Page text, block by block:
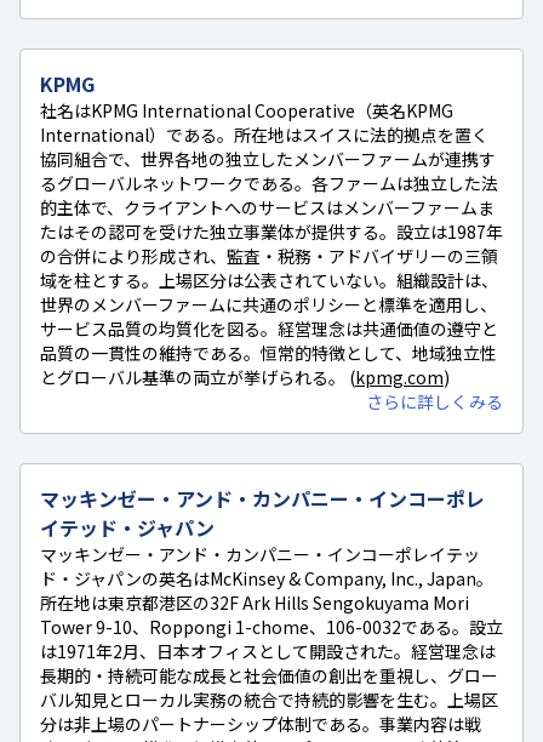
KPMG
社名はKPMG International Cooperative（英名KPMG
International）である。所在地はスイスに法的拠点を置く
協同組合で、世界各地の独立したメンバーファームが連携す
るグローバルネットワークである。各ファームは独立した法
的主体で、クライアントへのサービスはメンバーファームま
たはその認可を受けた独立事業体が提供する。設立は1987年
の合併により形成され、監査・税務・アドバイザリーの三領
域を柱とする。上場区分は公表されていない。組織設計は、
世界のメンバーファームに共通のポリシーと標準を適用し、
サービス品質の均質化を図る。経営理念は共通価値の遵守と
品質の一貫性の維持である。恒常的特徴として、地域独立性
とグローバル基準の両立が挙げられる。 (kpmg.com)
さらに詳しくみる
マッキンゼー・アンド・カンパニー・インコーポレ
イテッド・ジャパン
マッキンゼー・アンド・カンパニー・インコーポレイテッ
ド・ジャパンの英名はMcKinsey & Company, Inc., Japan。
所在地は東京都港区の32F Ark Hills Sengokuyama Mori
Tower 9-10、Roppongi 1-chome、106-0032である。設立
は1971年2月、日本オフィスとして開設された。経営理念は
長期的・持続可能な成長と社会価値の創出を重視し、グロー
バル知見とローカル実務の統合で持続的影響を生む。上場区
分は非上場のパートナーシップ体制である。事業内容は戦